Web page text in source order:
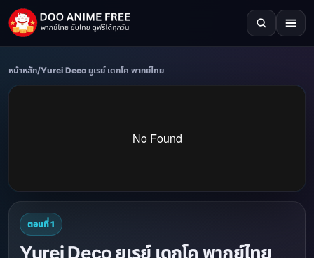
หน้าหลัก/Yurei Deco ยูเรย์ เดกโค พากย์ไทย
ตอนที่ 1
Yurei Deco ยูเรย์ เดกโค พากย์ไทย